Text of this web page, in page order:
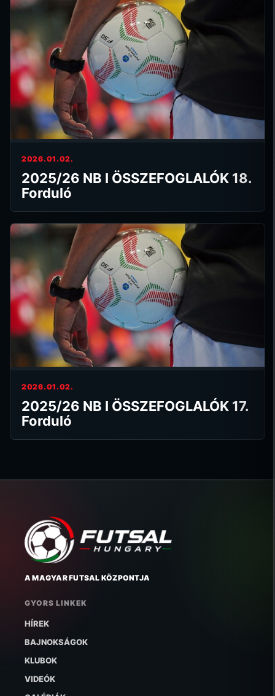
2026.01.02.
2025/26 NB I ÖSSZEFOGLALÓK 18.
Forduló
2026.01.02.
2025/26 NB I ÖSSZEFOGLALÓK 17.
Forduló
A MAGYAR FUTSAL KÖZPONTJA
GYORS LINKEK
HÍREK
BAJNOKSÁGOK
KLUBOK
VIDEÓK